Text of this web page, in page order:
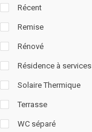
Récent
Remise
Rénové
Résidence à services
Solaire Thermique
Terrasse
WC séparé